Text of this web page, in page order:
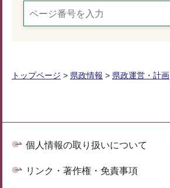
トップページ > 県政情報 > 県政運営・計画
個人情報の取り扱いについて
リンク・著作権・免責事項